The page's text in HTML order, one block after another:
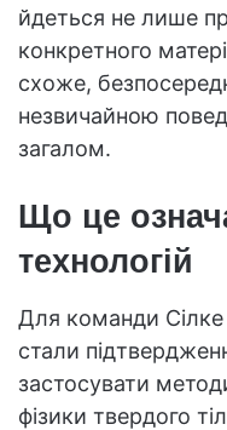
йдеться не лише
конкретного
схоже,
незвичайною
загалом.
Що це
технологій
Для команди
стали
застосувати
фізики твердого